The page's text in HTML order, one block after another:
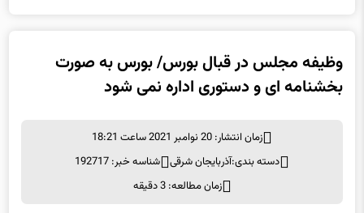
وظیفه مجلس در قبال بورس/ بورس به صورت
بخشنامه ای و دستوری اداره نمی شود
زمان انتشار: 20 نوامبر 2021 ساعت 18:21
دسته بندی:آذربایجان شرقی شناسه خبر: 192717
زمان مطالعه: 3 دقیقه